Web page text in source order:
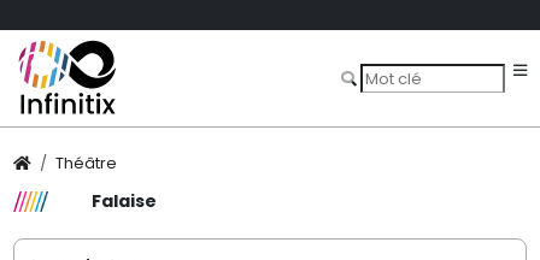
Théâtre
Falaise